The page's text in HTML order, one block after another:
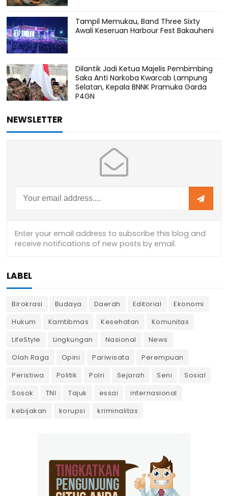
Tampil Memukau, Band Three Sixty
Awali Keseruan Harbour Fest Bakauheni
Dilantik Jadi Ketua Majelis Pembimbing
Saka Anti Narkoba Kwarcab Lampung
Selatan, Kepala BNNK Pramuka Garda
P4GN
NEWSLETTER
LABEL
Birokrasi Budaya Daerah Editorial
Ekonomi
Hukum
Kamtibmas Kesehatan
Komunitas
LifeStyle
Lingkungan Nasional
News
Olah Raga
Opini Pariwisata
Perempuan
Peristiwa
Politik Polri Sejarah Seni
Sosial
Sosok
TNI Tajuk essai
internasional
kebijakan
korupsi kriminalitas